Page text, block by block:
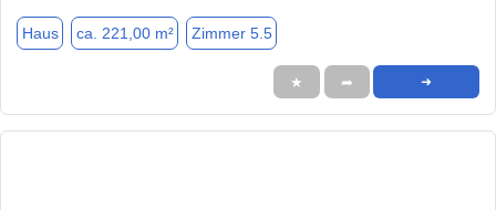
Haus ca. 221,00 m² Zimmer 5.5
★ ➦ ➜